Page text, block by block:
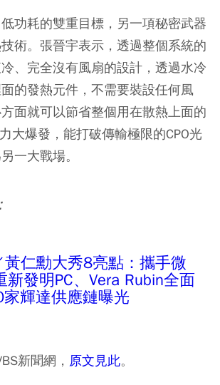
功耗的雙重目標，另一項秘密武器
術。張晉宇表示，透過整個系統的
、完全沒有風扇的設計，透過水冷
的發熱元件，不需要裝設任何風
面就可以節省整個用在散熱上面的
大爆發，能打破傳輸極限的CPO光
一大戰場。
黃仁勳大秀8亮點：攜手微
新發明PC、Vera Rubin全面
輝達供應鏈曝光
新聞網， 原文見此。